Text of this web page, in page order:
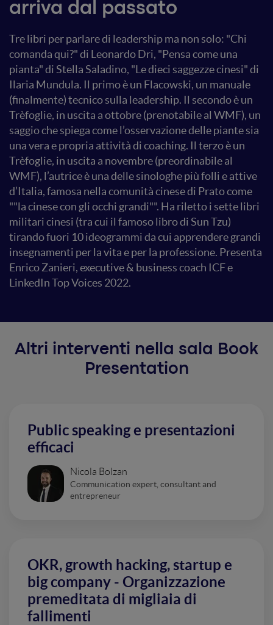
arriva dal passato
Tre libri per parlare di leadership ma non solo: "Chi
comanda qui?" di Leonardo Dri, "Pensa come una
pianta" di Stella Saladino, "Le dieci saggezze cinesi" di
Ilaria Mundula. Il primo è un Flacowski, un manuale
(finalmente) tecnico sulla leadership. Il secondo è un
Trèfoglie, in uscita a ottobre (prenotabile al WMF), un
saggio che spiega come l’osservazione delle piante sia
una vera e propria attività di coaching. Il terzo è un
Trèfoglie, in uscita a novembre (preordinabile al
WMF), l’autrice è una delle sinologhe più folli e attive
d’Italia, famosa nella comunità cinese di Prato come
""la cinese con gli occhi grandi"". Ha riletto i sette libri
militari cinesi (tra cui il famoso libro di Sun Tzu)
tirando fuori 10 ideogrammi da cui apprendere grandi
insegnamenti per la vita e per la professione. Presenta
Enrico Zanieri, executive & business coach ICF e
LinkedIn Top Voices 2022.
Altri interventi nella sala Book
Presentation
Public speaking e presentazioni
efficaci
Nicola Bolzan
Communication expert, consultant and
entrepreneur
OKR, growth hacking, startup e
big company - Organizzazione
premeditata di migliaia di
fallimenti